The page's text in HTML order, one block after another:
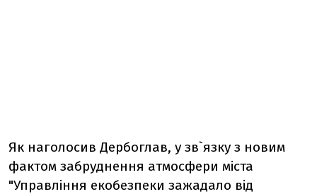
Як наголосив Дербоглав, у зв`язку з новим
фактом забруднення атмосфери міста
"Управління екобезпеки зажадало від